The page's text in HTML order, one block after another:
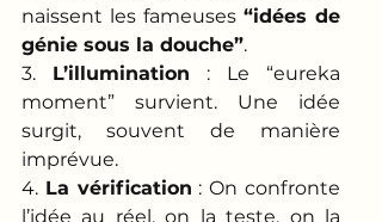
naissent les fameuses “idées de
génie sous la douche”.
3. L’illumination : Le “eureka
moment” survient. Une idée
surgit, souvent de manière
imprévue.
4. La vérification : On confronte
l’idée au réel, on la teste, on la